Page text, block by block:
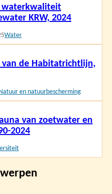
waterkwaliteit
KRW, 2024
Water
van de Habitatrichtlijn,
en natuurbescherming
van zoetwater en
2024